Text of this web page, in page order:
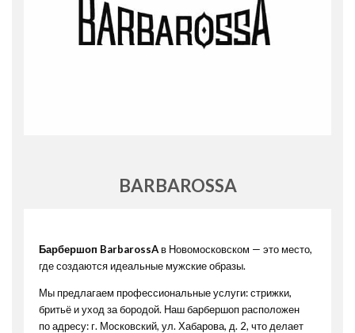
BARBAROSSA
Барбершоп BarbarossA в Новомосковском — это место,
где создаются идеальные мужские образы.
Мы предлагаем профессиональные услуги: стрижки,
бритьё и уход за бородой. Наш барбершоп расположен
по адресу: г. Московский, ул. Хабарова, д. 2, что делает